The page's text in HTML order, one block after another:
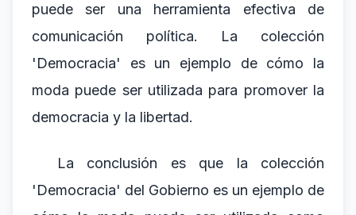
puede ser una herramienta efectiva de
comunicación política. La colección
'Democracia' es un ejemplo de cómo la
moda puede ser utilizada para promover la
democracia y la libertad.
La conclusión es que la colección
'Democracia' del Gobierno es un ejemplo de